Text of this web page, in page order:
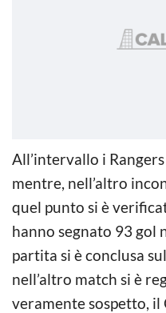
All’intervallo i
mentre, nell’altro
quel punto si è
hanno segnato 93 gol
partita si è conclusa
nell’altro match si è
veramente sospetto, il